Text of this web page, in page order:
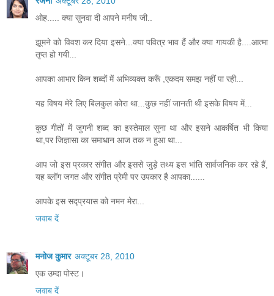
ओह..... क्या सुनवा दी आपने मनीष जी..
झूमने को विवश कर दिया इसने...क्या पवित्र भाव हैं और क्या गायकी है....आत्मा
तृप्त हो गयी...
आपका आभार किन शब्दों में अभिव्यक्त करूँ ,एकदम समझ नहीं पा रही...
यह विषय मेरे लिए बिलकुल कोरा था...कुछ नहीं जानती थी इसके विषय में...
कुछ गीतों में जुगनी शब्द का इस्तेमाल सुना था और इसने आकर्षित भी किया
था,पर जिज्ञासा का समाधान आज तक न हुआ था...
आप जो इस प्रकार संगीत और इससे जुड़े तथ्य इस भांति सार्वजनिक कर रहे हैं,
यह ब्लॉग जगत और संगीत प्रेमी पर उपकार है आपका......
आपके इस सद्प्रयास को नमन मेरा...
जवाब दें
मनोज कुमार अक्टूबर 28, 2010
एक उम्दा पोस्ट।
जवाब दें